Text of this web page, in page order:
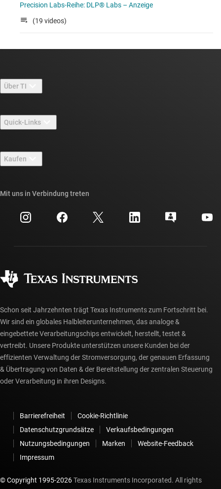
Precision Labs-Reihe: DLP® Labs – Anzeige
(19 videos)
Über TI
Stellenangebote
Newsroom
Veranstaltungen
Investorenbeziehungen
Quick-Links
TI E2E™-Design-Support-Foren
Querverweis-Suche
Kundensupportzentrum
myTI-Konto FAQs
Kaufen
Häufig gestellte Fragen zu Bestellungen
Mit uns in Verbindung treten
Schon seit Jahrzehnten trägt Texas Instruments zum Fortschritt bei.
Wir sind ein globales Halbleiterunternehmen, das analoge &
eingebettete Verarbeitungschips entwickelt, herstellt, testet &
vertreibt. Unsere Produkte unterstützen unsere Kunden bei der
effizienten Verwaltung der Stromversorgung, der genauen Erfassung
& Übertragung von Daten & der Bereitstellung der zentralen Steuerung
oder Verarbeitung in ihren Designs.
Barrierefreiheit
Cookie-Richtlinie
Datenschutzgrundsätze
Verkaufsbedingungen
Nutzungsbedingungen
Marken
Website-Feedback
Impressum
© Copyright 1995-2026Texas Instruments Incorporated. All rights